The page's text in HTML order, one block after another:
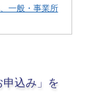
一般・事業所
申込み」を